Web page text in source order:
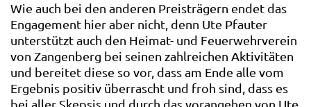
Wie auch bei den anderen Preisträgern endet das
Engagement hier aber nicht, denn Ute Pfauter
unterstützt auch den Heimat- und Feuerwehrverein
von Zangenberg bei seinen zahlreichen Aktivitäten
und bereitet diese so vor, dass am Ende alle vom
Ergebnis positiv überrascht und froh sind, dass es
bei aller Skepsis und durch das vorangehen von Ute